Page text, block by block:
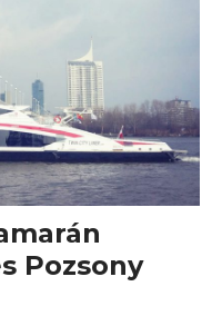
Pozsony